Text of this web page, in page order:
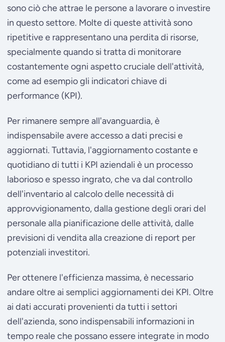
sono ciò che attrae le persone a lavorare o investire
in questo settore. Molte di queste attività sono
ripetitive e rappresentano una perdita di risorse,
specialmente quando si tratta di monitorare
costantemente ogni aspetto cruciale dell'attività,
come ad esempio gli indicatori chiave di
performance (KPI).
Per rimanere sempre all'avanguardia, è
indispensabile avere accesso a dati precisi e
aggiornati. Tuttavia, l'aggiornamento costante e
quotidiano di tutti i KPI aziendali è un processo
laborioso e spesso ingrato, che va dal controllo
dell'inventario al calcolo delle necessità di
approvvigionamento, dalla gestione degli orari del
personale alla pianificazione delle attività, dalle
previsioni di vendita alla creazione di report per
potenziali investitori.
Per ottenere l'efficienza massima, è necessario
andare oltre ai semplici aggiornamenti dei KPI. Oltre
ai dati accurati provenienti da tutti i settori
dell'azienda, sono indispensabili informazioni in
tempo reale che possano essere integrate in modo